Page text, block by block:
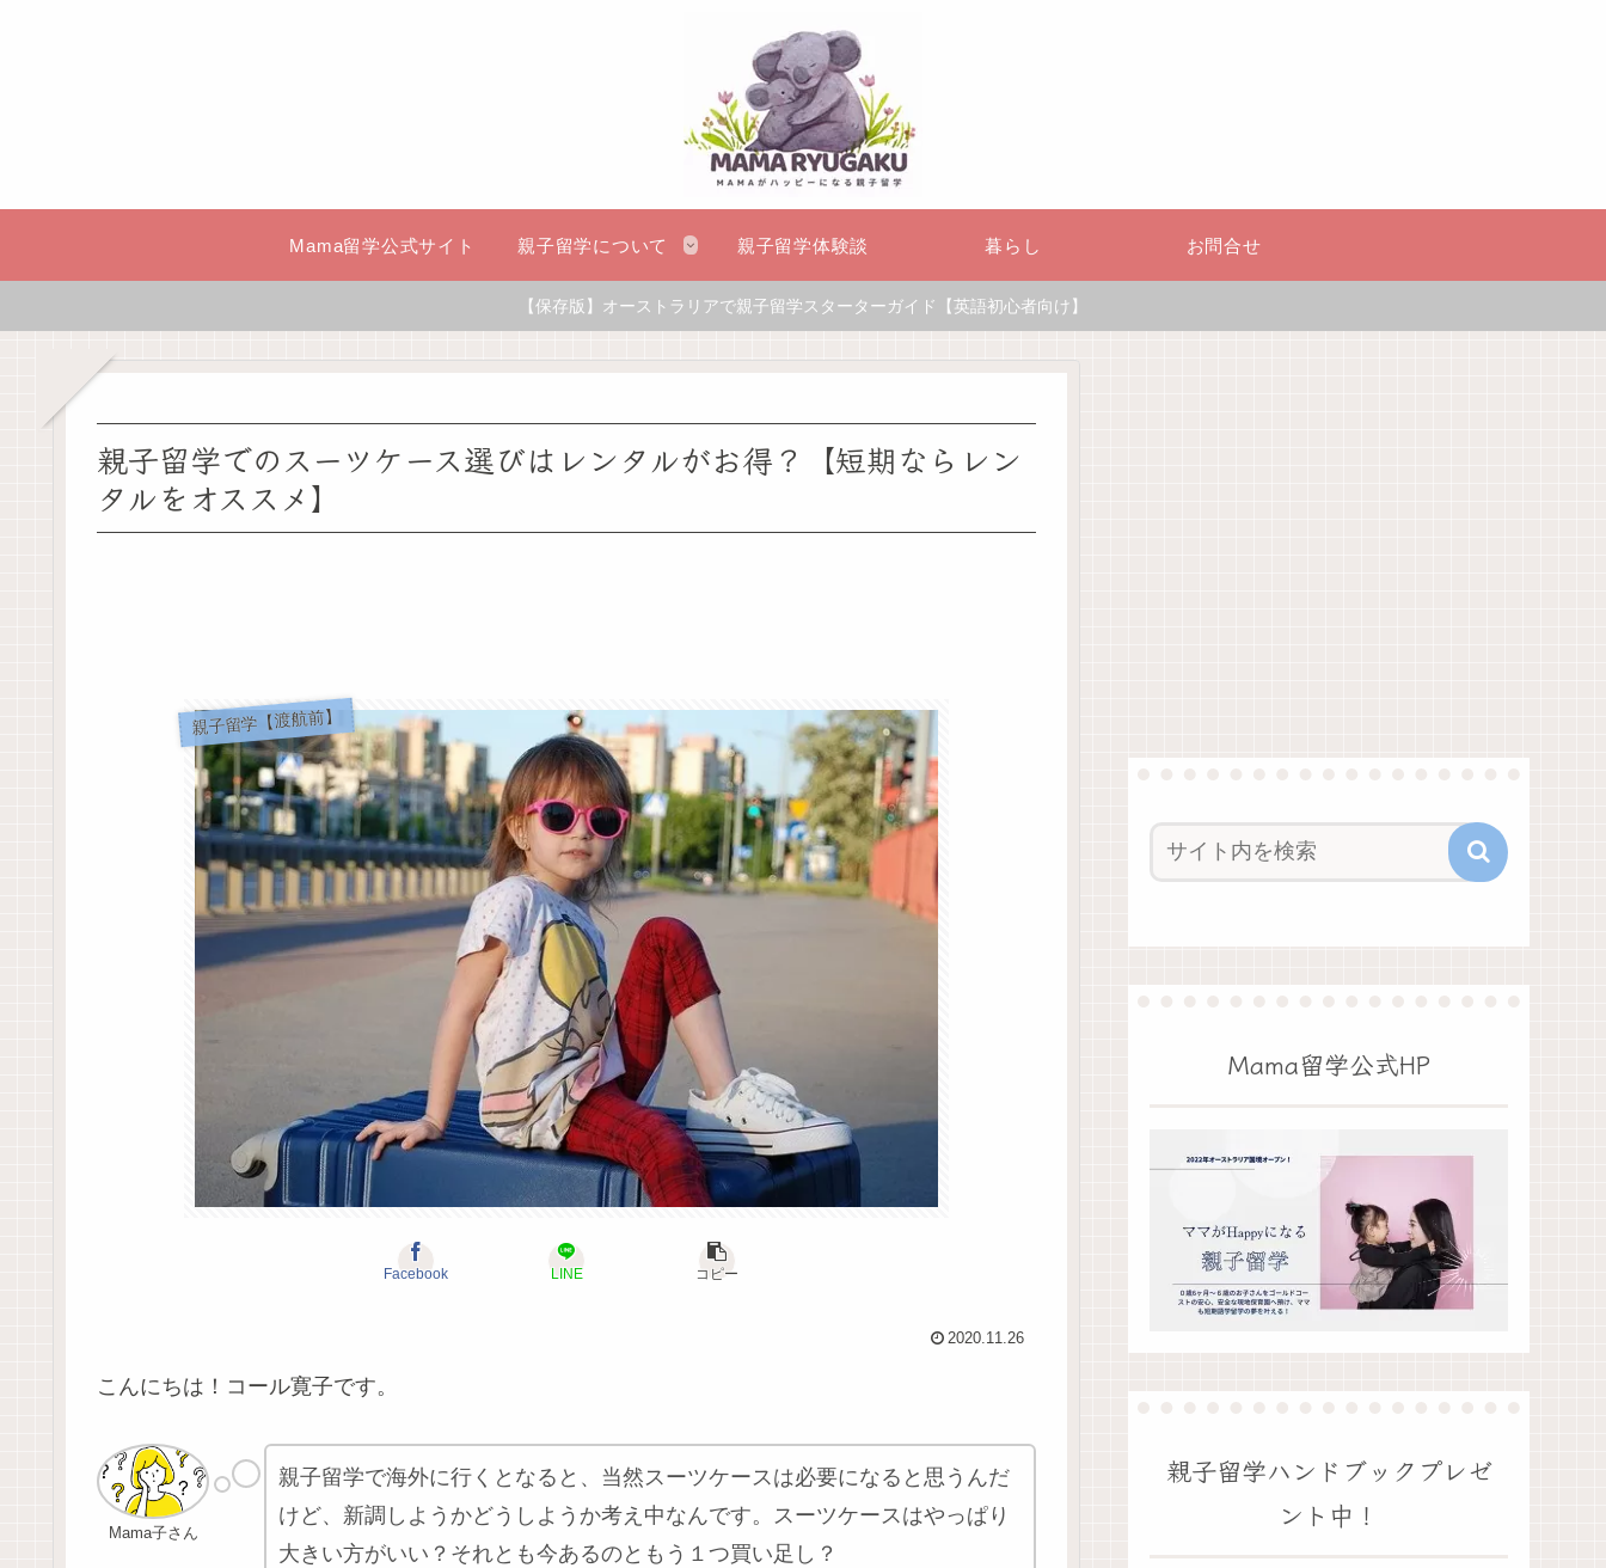
Mama留学公式サイト 親子留学について 親子留学体験談 暮らし お問合せ
【保存版】オーストラリアで親子留学スターターガイド【英語初心者向け】
親子留学でのスーツケース選びはレンタルがお得？【短期ならレン
タルをオススメ】
親子留学【渡航前】
Facebook LINE コピー
2020.11.26
こんにちは！コール寛子です。
Mama子さん
親子留学で海外に行くとなると、当然スーツケースは必要になると思うんだ
けど、新調しようかどうしようか考え中なんです。スーツケースはやっぱり
大きい方がいい？それとも今あるのともう１つ買い足し？
Mama留学公式HP
親子留学ハンドブックプレゼ
ント中！